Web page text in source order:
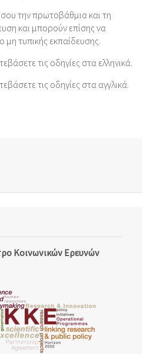
την πρωτοβάθμια και τη
και μπορούν επίσης να
μη τυπικής εκπαίδευσης.
τις οδηγίες στα ελληνικά.
τις οδηγίες στα αγγλικά.
Κοινωνικών Ερευνών